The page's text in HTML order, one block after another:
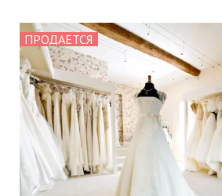
ПРОДАЕТСЯ